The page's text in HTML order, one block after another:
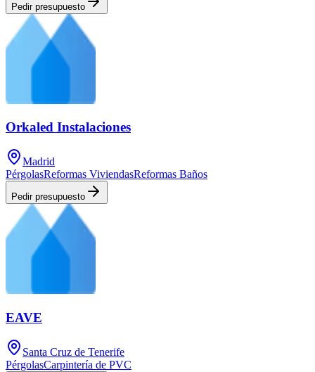
Pedir presupuesto
Orkaled Instalaciones
Madrid
PérgolasReformas ViviendasReformas Baños
Pedir presupuesto
EAVE
Santa Cruz de Tenerife
PérgolasCarpintería de PVC